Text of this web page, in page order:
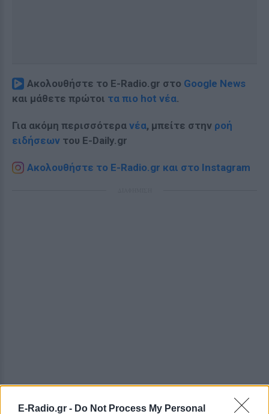
E-Radio.gr - Do Not Process My Personal
Ακολουθήστε το E-Radio.gr στο Google News
και μάθετε πρώτοι τα πιο hot νέα.
Για ακόμη περισσότερα νέα, μπείτε στην ροή
ειδήσεων του E-Daily.gr
Ακολουθήστε το E-Radio.gr και στο Instagram